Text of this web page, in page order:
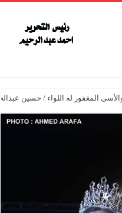
المغفور له اللواء / حسين